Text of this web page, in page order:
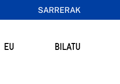
SARRERAK
EU BILATU